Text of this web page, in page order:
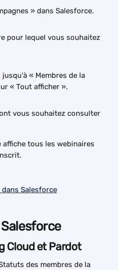
» dans Salesforce.
pour lequel vous souhaitez
« Membres de la
« Tout afficher ».
vous souhaitez consulter
affiche tous les webinaires
Cloud et Pardot
des membres de la